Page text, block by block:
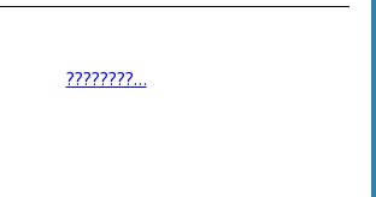
????????...